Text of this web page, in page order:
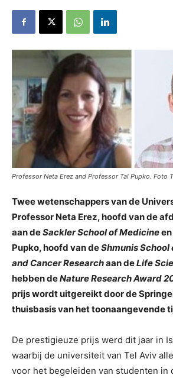
Professor Neta Erez and Professor Tal Pupko. Foto
Twee wetenschappers van de
Professor Neta Erez, hoofd van de
aan deSackler School of Medicine
Pupko, hoofd van deShmunis
and Cancer Researchaan deLife
hebben deNature Research Award
prijs wordt uitgereikt door de
thuisbasis van het toonaangevende
De prestigieuze prijs werd dit jaar in
waarbij de universiteit van Tel Aviv
voor het begeleiden van studenten in